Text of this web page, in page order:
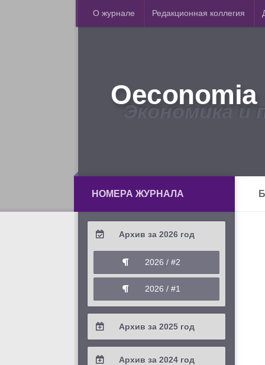
О журнале Редакционная коллегия
Экономика и
НОМЕРА ЖУРНАЛА
Архив за 2026 год
2026 / #2
2026 / #1
Архив за 2025 год
2025 / #4
Архив за 2024 год